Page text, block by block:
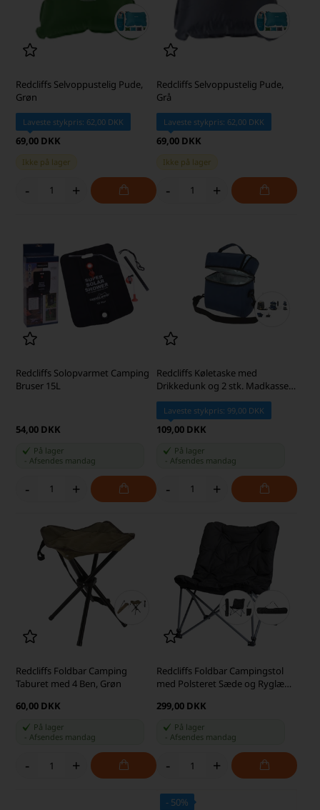
Redcliffs Selvoppustelig Pude,
Grøn
Laveste stykpris: 62,00 DKK
69,00 DKK
Ikke på lager
- +
Redcliffs Selvoppustelig Pude,
Grå
Laveste stykpris: 62,00 DKK
69,00 DKK
Ikke på lager
- +
Redcliffs Solopvarmet Camping
Bruser 15L
54,00 DKK
På lager
Afsendes mandag
- +
Redcliffs Køletaske med
Drikkedunk og 2 stk. Madkasser,
Laveste stykpris: 99,00 DKK
109,00 DKK
På lager
Afsendes mandag
- +
Redcliffs Foldbar Camping
Taburet med 4 Ben, Grøn
60,00 DKK
På lager
-Afsendes mandag
- +
Redcliffs Foldbar Campingstol
med Polsteret Sæde og Ryglæn,
299,00 DKK
På lager
Afsendes mandag
- +
- 50%